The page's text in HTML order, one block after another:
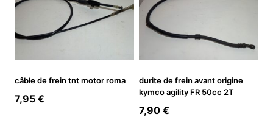
câble de frein tnt motor roma
7,95 €
durite de frein avant origine
kymco agility FR 50cc 2T
7,90 €